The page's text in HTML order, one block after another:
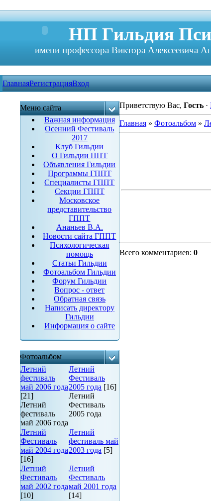
НП Гильдия
имени профессора Виктора Алексеевича
ГлавнаяРегистрацияВход
Меню сайта
Важная информация
Осенний Фестиваль
2017
Клуб Гильдии
О Гильдии ППТ
Объявления Гильдии
Программы ГППТ
Специалисты ГППТ
Секции ГППТ
Московское
представительство
ГППТ
Ананьев В.А.
Новости сайта ГППТ
Психологическая
помощь
Статьи Гильдии
Фотоальбом Гильдии
Форум Гильдии
Вопрос - ответ
Обратная связь
Написать директору
Гильдии
Информация о сайте
Фотоальбом
Летний
фестиваль
май 2006 года
[21]
Летний
фестиваль
май 2006 года
Летний
Фестиваль
2005 года [16]
Летний
Фестиваль
2005 года
Летний
Фестиваль
май 2004 года
[16]
Летний
фестиваль май
2003 года [5]
Летний
Фестиваль
май 2002 года
[10]
Летний
Фестиваль
май 2001 года
[14]
Приветствую Вас, Гость·
Главная» Фотоальбом»
Всего комментариев: 0